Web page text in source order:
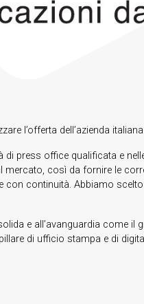
l’offerta dell’azienda
di press office qualificata e
così da fornire le
con continuità. Abbiamo
e all’avanguardia come
di ufficio stampa e di